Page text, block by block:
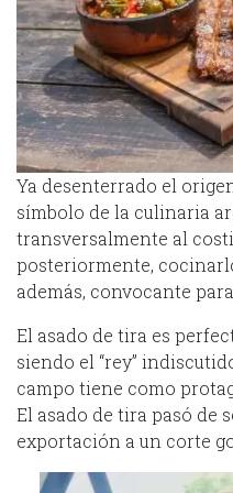
Ya desenterrado el
símbolo de la culinaria
transversalmente al
posteriormente,
además, convocante
El asado de tira es
siendo el “rey”
campo tiene como
El asado de tira pasó de
exportación a un corte